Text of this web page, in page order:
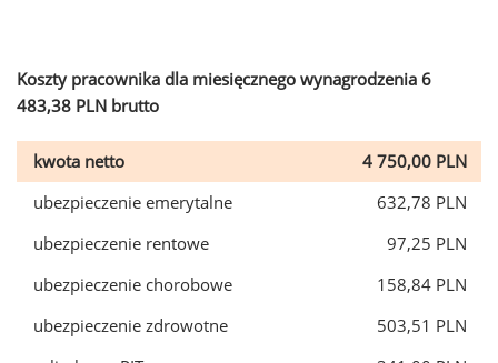
Koszty pracownika dla miesięcznego wynagrodzenia 6
483,38 PLN brutto
kwota netto
4 750,00 PLN
ubezpieczenie emerytalne
632,78 PLN
ubezpieczenie rentowe
97,25 PLN
ubezpieczenie chorobowe
158,84 PLN
ubezpieczenie zdrowotne
503,51 PLN